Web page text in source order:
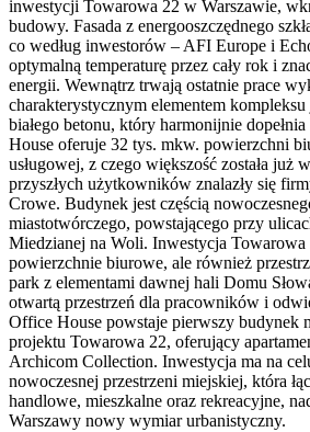
inwestycji Towarowa 22 w Warszawie,
budowy. Fasada z energooszczędnego
co według inwestorów – AFI Europe i
optymalną temperaturę przez cały rok i
energii. Wewnątrz trwają ostatnie prace
charakterystycznym elementem
białego betonu, który harmonijnie
House oferuje 32 tys. mkw. powierzchni
usługowej, z czego większość została już
przyszłych użytkowników znalazły się
Crowe. Budynek jest częścią
miastotwórczego, powstającego przy
Miedzianej na Woli. Inwestycja
powierzchnie biurowe, ale również
park z elementami dawnej hali Domu
otwartą przestrzeń dla pracowników i
Office House powstaje pierwszy budynek
projektu Towarowa 22, oferujący
Archicom Collection. Inwestycja ma na
nowoczesnej przestrzeni miejskiej, która
handlowe, mieszkalne oraz rekreacyjne,
Warszawy nowy wymiar urbanistyczny.